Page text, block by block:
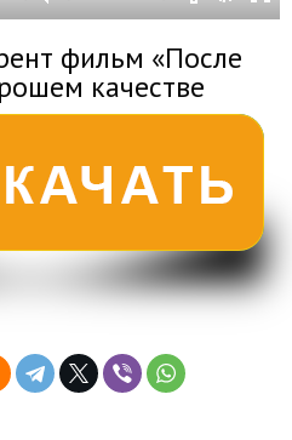
фильм «После
качестве